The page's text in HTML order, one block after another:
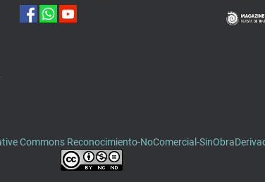
Commons Reconocimiento-NoComercial-